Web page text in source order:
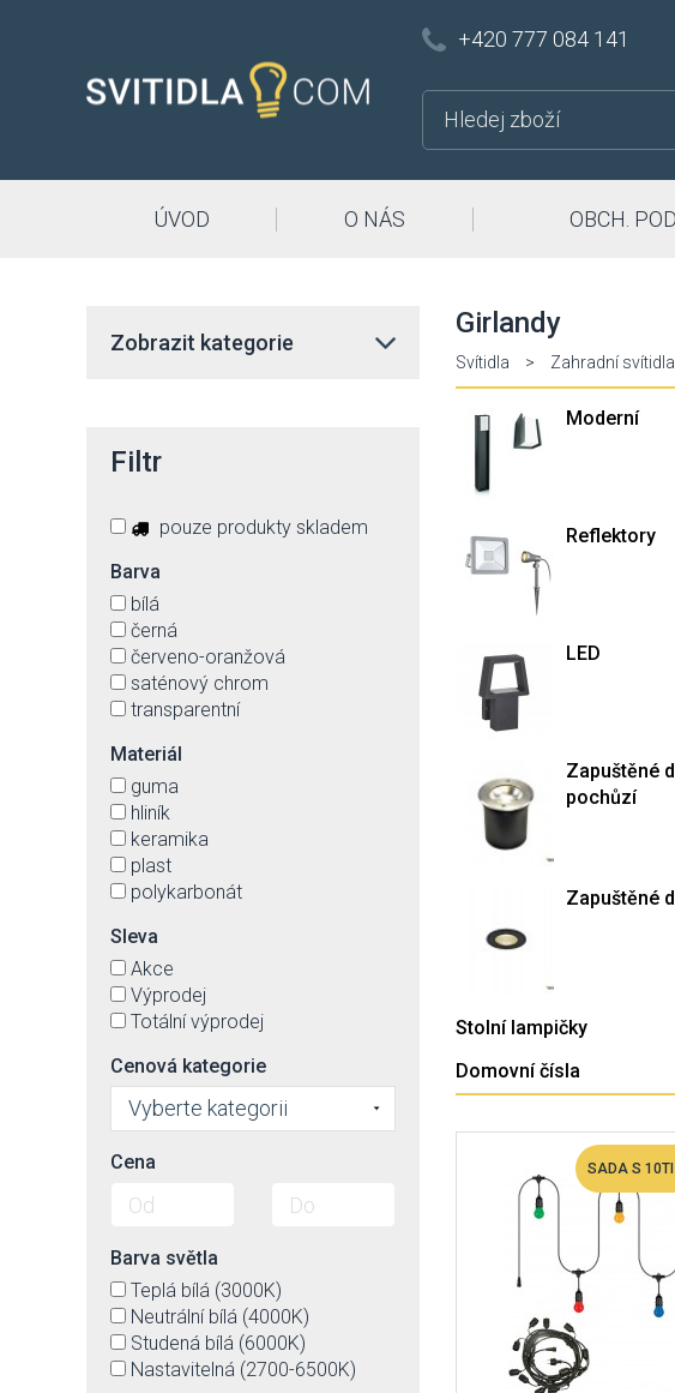
+420 777 084 141
ÚVOD O NÁS OBCH.
Girlandy
Svítidla > Zahradní svítidla
Moderní
Reflektory
LED
Zapuštěné
pochůzí
Zapuštěné
Stolní lampičky
Domovní čísla
SADA S
Zobrazit kategorie
Filtr
pouze produkty skladem
Barva
bílá
černá
červeno-oranžová
saténový chrom
transparentní
Materiál
guma
hliník
keramika
plast
polykarbonát
Sleva
Akce
Výprodej
Totální výprodej
Cenová kategorie
Vyberte kategorii
Cena
Barva světla
Teplá bílá (3000K)
Neutrální bílá (4000K)
Studená bílá (6000K)
Nastavitelná (2700-6500K)